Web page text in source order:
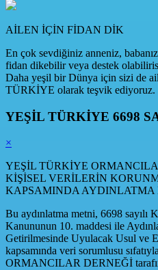
AİLEN İÇİN FİDAN DİK
En çok sevdiğiniz anneniz,
fidan dikebilir veya destek
Daha yeşil bir Dünya için sizi de
TÜRKİYE olarak teşvik ediyoruz.
YEŞİL TÜRKİYE 6698
×
YEŞİL TÜRKİYE
KİŞİSEL VERİLERİN
KAPSAMINDA AYDINLATMA
Bu aydınlatma metni, 6698 sayılı
Kanununun 10. maddesi ile
Getirilmesinde Uyulacak Usul ve
kapsamında veri sorumlusu
ORMANCILAR DERNEĞİ